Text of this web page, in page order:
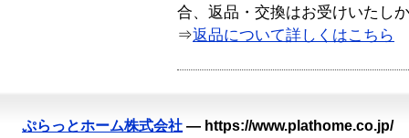
合、返品・交換はお受けいたし
⇒返品について詳しくはこちら
ぷらっとホーム株式会社 — https://www.plathome.co.jp/